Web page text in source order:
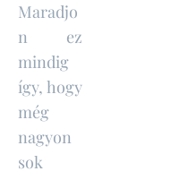
Maradjo
n ez
mindig
így, hogy
még
nagyon
sok